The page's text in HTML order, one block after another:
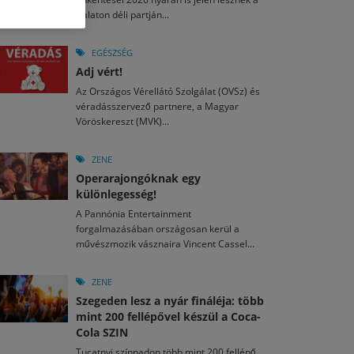
2026. JÚL. 15.
nézők 10 kedvenc filmje 2026 első félévében
2026. JÚL. 3.
án hozzánk is megérkezik a Rocktábor
2026. JÚL. 29.
a jubileumi Művészetek Völgye – még öt
ünnep
Fesztivál 2026
egy mese: 30 napos mesekihívást indít a Libri
2026. MÁJ. 11.
László kapta az Artisjus Irodalmi Nagydíjat
Balaton déli partján...
EGÉSZSÉG
Adj vért!
Az Országos Vérellátó Szolgálat (OVSz) és
véradásszervező partnere, a Magyar
Vöröskereszt (MVK)...
ZENE
Operarajongóknak egy
különlegesség!
A Pannónia Entertainment
forgalmazásában országosan kerül a
művészmozik vásznaira Vincent Cassel...
ZENE
Szegeden lesz a nyár fináléja: több
mint 200 fellépővel készül a Coca-
Cola SZIN